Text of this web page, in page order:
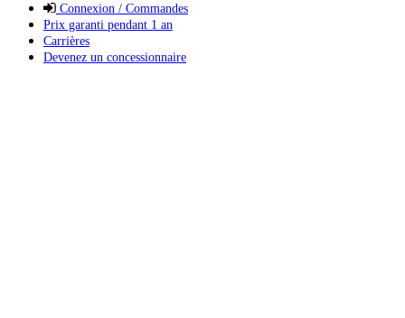
Connexion / Commandes
Prix garanti pendant 1 an
Carrières
Devenez un concessionnaire